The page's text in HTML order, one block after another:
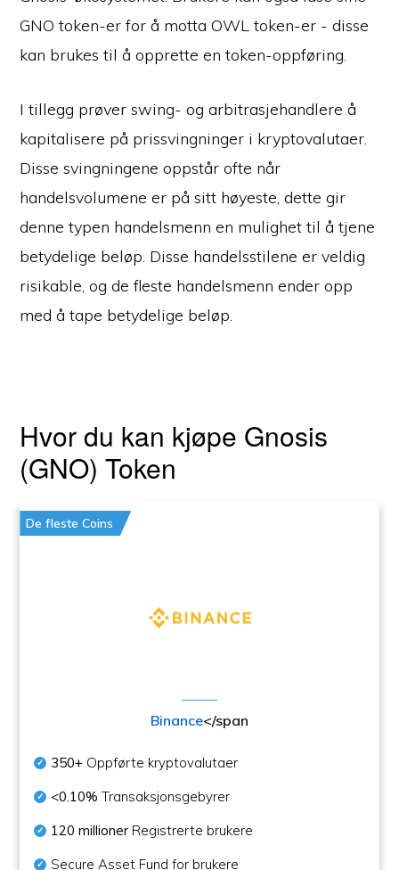
GNO token-er for å motta OWL token-er - disse
kan brukes til å opprette en token-oppføring.
I tillegg prøver swing- og arbitrasjehandlere å
kapitalisere på prissvingninger i kryptovalutaer.
Disse svingningene oppstår ofte når
handelsvolumene er på sitt høyeste, dette gir
denne typen handelsmenn en mulighet til å tjene
betydelige beløp. Disse handelsstilene er veldig
risikable, og de fleste handelsmenn ender opp
med å tape betydelige beløp.
Hvor du kan kjøpe Gnosis
(GNO) Token
De fleste Coins
Binance</span
350+ Oppførte kryptovalutaer
<0.10% Transaksjonsgebyrer
120 millioner Registrerte brukere
Secure Asset Fund for brukere